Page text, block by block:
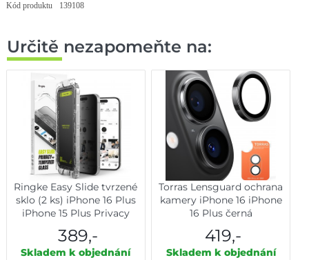
Kód produktu 139108
Určitě nezapomeňte na:
Ringke Easy Slide tvrzené
sklo (2 ks) iPhone 16 Plus
iPhone 15 Plus Privacy
389,-
Skladem k objednání
Torras Lensguard ochrana
kamery iPhone 16 iPhone
16 Plus černá
419,-
Skladem k objednání